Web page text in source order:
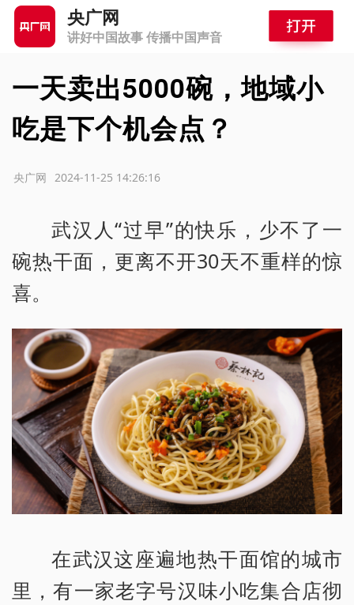
央广网
讲好中国故事 传播中国声音
一天卖出5000碗，地域小
吃是下个机会点？
2024-11-25 14:26:16
央广网
武汉人“过早”的快乐，少不了一
碗热干面，更离不开30天不重样的惊
喜。
在武汉这座遍地热干面馆的城市
里，有一家老字号汉味小吃集合店彻